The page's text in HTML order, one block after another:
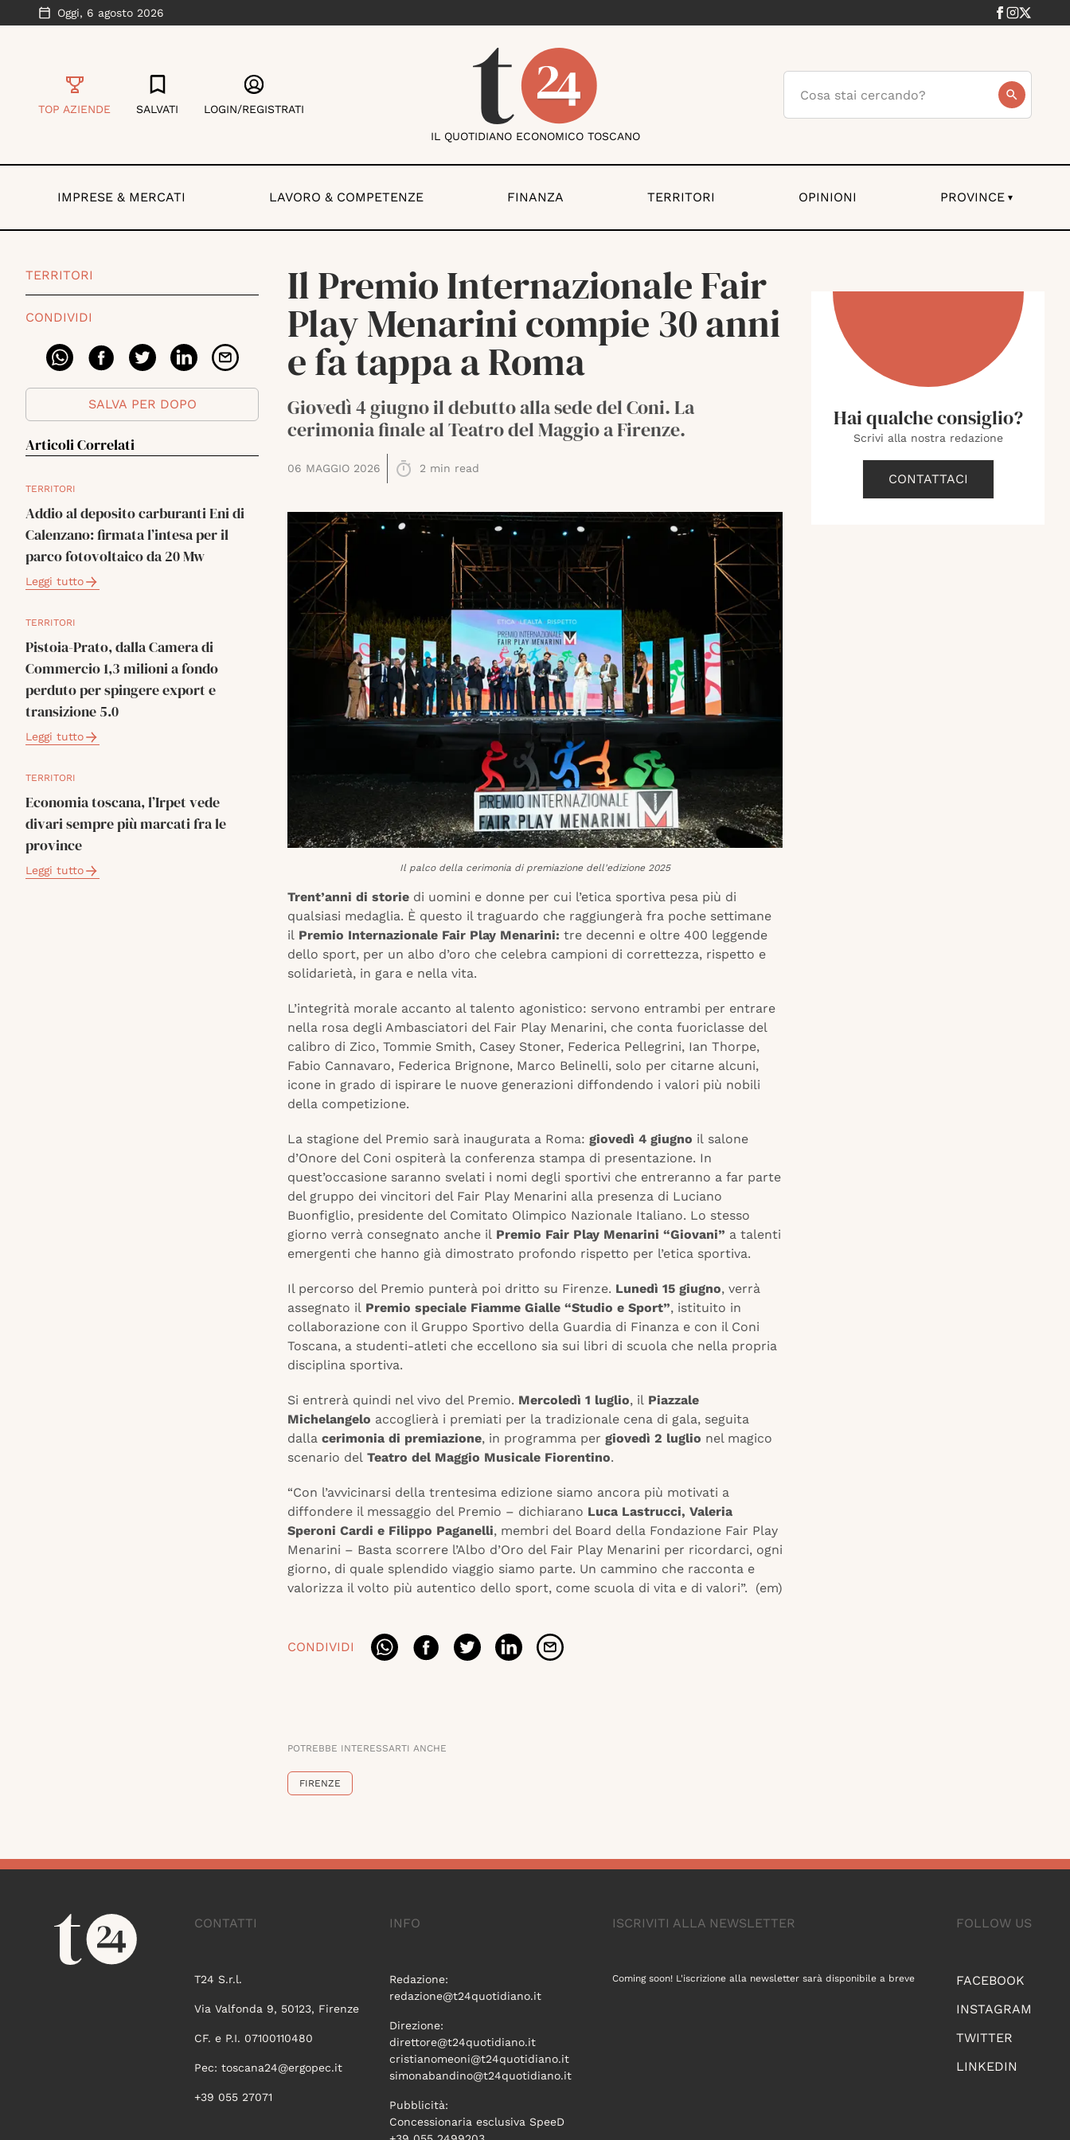
Oggi, 6 agosto 2026
TOP AZIENDE SALVATI LOGIN/REGISTRATI
IL QUOTIDIANO ECONOMICO TOSCANO
IMPRESE & MERCATI LAVORO & COMPETENZE FINANZA TERRITORI OPINIONI PROVINCE ▾
TERRITORI
CONDIVIDI
SALVA PER DOPO
Articoli Correlati
TERRITORI
Addio al deposito carburanti Eni di
Calenzano: firmata l’intesa per il
parco fotovoltaico da 20 Mw
Leggi tutto
TERRITORI
Pistoia-Prato, dalla Camera di
Commercio 1,3 milioni a fondo
perduto per spingere export e
transizione 5.0
Leggi tutto
TERRITORI
Economia toscana, l’Irpet vede
divari sempre più marcati fra le
province
Leggi tutto
Il Premio Internazionale Fair
Play Menarini compie 30 anni
e fa tappa a Roma
Giovedì 4 giugno il debutto alla sede del Coni. La
cerimonia finale al Teatro del Maggio a Firenze.
06 MAGGIO 2026 2 min read
Il palco della cerimonia di premiazione dell'edizione 2025
Trent’anni di storie di uomini e donne per cui l’etica sportiva pesa più di
qualsiasi medaglia. È questo il traguardo che raggiungerà fra poche settimane
il Premio Internazionale Fair Play Menarini: tre decenni e oltre 400 leggende
dello sport, per un albo d’oro che celebra campioni di correttezza, rispetto e
solidarietà, in gara e nella vita.
L’integrità morale accanto al talento agonistico: servono entrambi per entrare
nella rosa degli Ambasciatori del Fair Play Menarini, che conta fuoriclasse del
calibro di Zico, Tommie Smith, Casey Stoner, Federica Pellegrini, Ian Thorpe,
Fabio Cannavaro, Federica Brignone, Marco Belinelli, solo per citarne alcuni,
icone in grado di ispirare le nuove generazioni diffondendo i valori più nobili
della competizione.
La stagione del Premio sarà inaugurata a Roma: giovedì 4 giugno il salone
d’Onore del Coni ospiterà la conferenza stampa di presentazione. In
quest’occasione saranno svelati i nomi degli sportivi che entreranno a far parte
del gruppo dei vincitori del Fair Play Menarini alla presenza di Luciano
Buonfiglio, presidente del Comitato Olimpico Nazionale Italiano. Lo stesso
giorno verrà consegnato anche il Premio Fair Play Menarini “Giovani” a talenti
emergenti che hanno già dimostrato profondo rispetto per l’etica sportiva.
Il percorso del Premio punterà poi dritto su Firenze. Lunedì 15 giugno, verrà
assegnato il Premio speciale Fiamme Gialle “Studio e Sport”, istituito in
collaborazione con il Gruppo Sportivo della Guardia di Finanza e con il Coni
Toscana, a studenti-atleti che eccellono sia sui libri di scuola che nella propria
disciplina sportiva.
Si entrerà quindi nel vivo del Premio. Mercoledì 1 luglio, il Piazzale
Michelangelo accoglierà i premiati per la tradizionale cena di gala, seguita
dalla cerimonia di premiazione, in programma per giovedì 2 luglio nel magico
scenario del Teatro del Maggio Musicale Fiorentino.
“Con l’avvicinarsi della trentesima edizione siamo ancora più motivati a
diffondere il messaggio del Premio – dichiarano Luca Lastrucci, Valeria
Speroni Cardi e Filippo Paganelli, membri del Board della Fondazione Fair Play
Menarini – Basta scorrere l’Albo d’Oro del Fair Play Menarini per ricordarci, ogni
giorno, di quale splendido viaggio siamo parte. Un cammino che racconta e
valorizza il volto più autentico dello sport, come scuola di vita e di valori”. (em)
CONDIVIDI
POTREBBE INTERESSARTI ANCHE
FIRENZE
Hai qualche consiglio?
Scrivi alla nostra redazione
CONTATTACI
CONTATTI
T24 S.r.l.
Via Valfonda 9, 50123, Firenze
CF. e P.I. 07100110480
Pec: toscana24@ergopec.it
+39 055 27071
INFO
Redazione:
redazione@t24quotidiano.it
Direzione:
direttore@t24quotidiano.it
cristianomeoni@t24quotidiano.it
simonabandino@t24quotidiano.it
Pubblicità:
Concessionaria esclusiva SpeeD
FOLLOW US
FACEBOOK
INSTAGRAM
TWITTER
LINKEDIN
ISCRIVITI ALLA NEWSLETTER
Coming soon! L'iscrizione alla newsletter sarà disponibile a breve